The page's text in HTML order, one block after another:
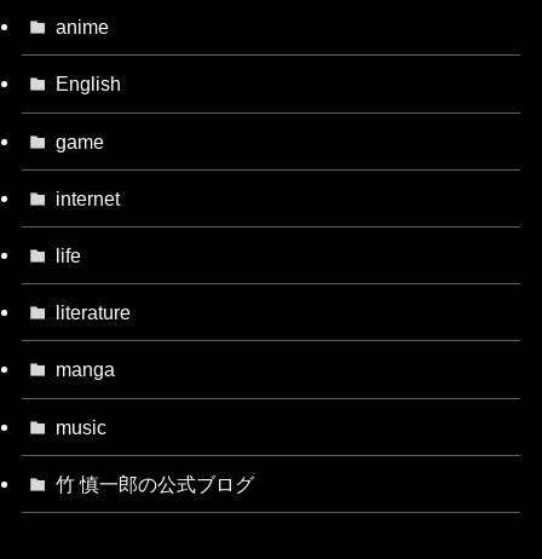
anime
English
game
internet
life
literature
manga
music
竹 慎一郎の公式ブログ